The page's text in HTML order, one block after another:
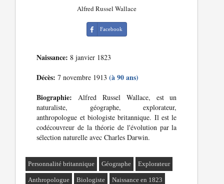
Alfred Russel Wallace
Facebook
Naissance: 8 janvier 1823
Décès: 7 novembre 1913(à 90 ans)
Biographie: Alfred Russel Wallace, est un
naturaliste, géographe, explorateur,
anthropologue et biologiste britannique. Il est le
codécouvreur de la théorie de l'évolution par la
sélection naturelle avec Charles Darwin.
Personnalité britannique Géographe Explorateur
Anthropologue Biologiste Naissance en 1823